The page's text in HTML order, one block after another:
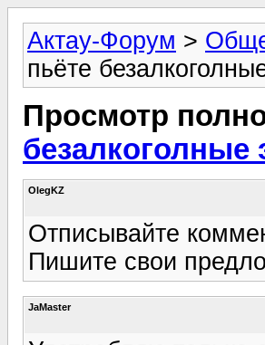
Актау-Форум >
пьёте
Просмотр
безалкоголные
OlegKZ
Отписывайте
Пишите свои
JaMaster